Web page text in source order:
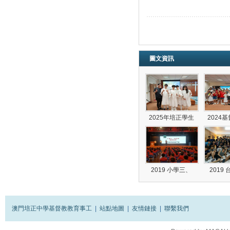
圖文資訊
2025年培正學生 2024基
2019 小學三、 2019
澳門培正中學基督教教育事工 | 站點地圖 | 友情鏈接 | 聯繫我們